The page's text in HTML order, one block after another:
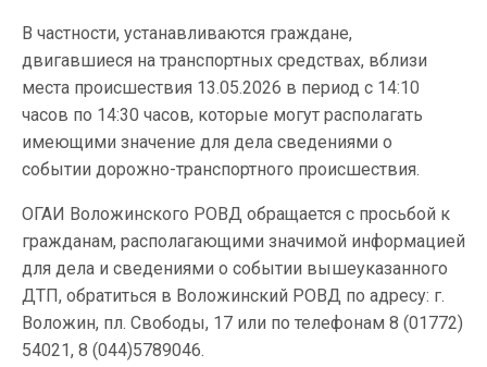
В частности, устанавливаются граждане,
двигавшиеся на транспортных средствах, вблизи
места происшествия 13.05.2026 в период с 14:10
часов по 14:30 часов, которые могут располагать
имеющими значение для дела сведениями о
событии дорожно-транспортного происшествия.
ОГАИ Воложинского РОВД обращается с просьбой к
гражданам, располагающими значимой информацией
для дела и сведениями о событии вышеуказанного
ДТП, обратиться в Воложинский РОВД по адресу: г.
Воложин, пл. Свободы, 17 или по телефонам 8 (01772)
54021, 8 (044)5789046.